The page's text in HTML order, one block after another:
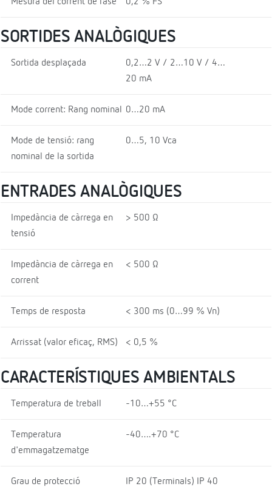
SORTIDES ANALÒGIQUES
Sortida desplaçada
0,2…2 V / 2…10 V / 4…
20 mA
Mode corrent: Rang nominal 0…20 mA
Mode de tensió: rang
nominal de la sortida
0…5, 10 Vca
ENTRADES ANALÒGIQUES
Impedància de càrrega en
tensió
> 500 Ω
Impedància de càrrega en
corrent
< 500 Ω
Temps de resposta < 300 ms (0…99 % Vn)
Arrissat (valor eficaç, RMS) < 0,5 %
CARACTERÍSTIQUES AMBIENTALS
Temperatura de treball -10…+55 °C
Temperatura
d'emmagatzematge
-40….+70 °C
Grau de protecció
IP 20 (Terminals) IP 40